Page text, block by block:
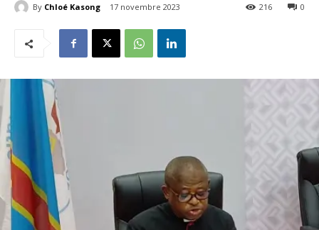
By Chloé Kasong 17 novembre 2023 0
216